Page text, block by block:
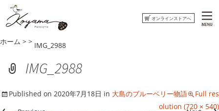
ホーム > > IMG_2988
IMG_2988
Published on 2020年7月18日 in 大島のブルーベリー物語
Full res
olution (720 × 540)
オンラインストアへ
ホーム
コヤマ菓子店について
おしらせ